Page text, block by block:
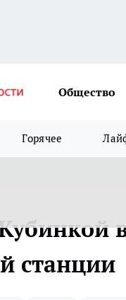
Общество
Горячее
станции